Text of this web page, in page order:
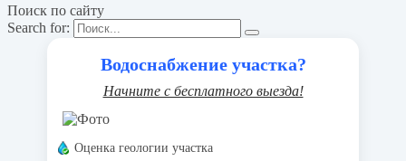
Поиск по сайту
Search for:
Водоснабжение участка?
Начните с бесплатного выезда!
Оценка геологии участка